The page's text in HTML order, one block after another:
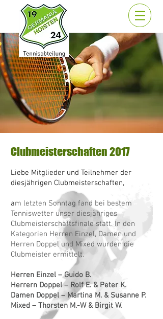
Clubmeisterschaften 2017
Liebe Mitglieder und Teilnehmer der
diesjährigen Clubmeisterschaften,
am letzten Sonntag fand bei bestem
Tenniswetter unser diesjähriges
Clubmeisterschaftsfinale statt. In den
Kategorien Herren Einzel, Damen und
Herren Doppel und Mixed wurden die
Clubmeister ermittelt.
Herren Einzel – Guido B.
Herrern Doppel – Rolf E. & Peter K.
Damen Doppel – Martina M. & Susanne P.
Mixed – Thorsten M.-W & Birgit W.